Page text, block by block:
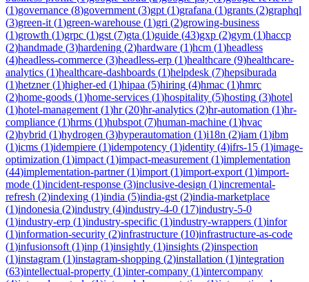
(1)governance (8)government (3)gpt (1)grafana (1)grants (2)graphql
(3)green-it (1)green-warehouse (1)gri (2)growing-business
(1)growth (1)grpc (1)gst (7)gta (1)guide (43)gxp (2)gym (1)haccp
(2)handmade (3)hardening (2)hardware (1)hcm (1)headless
(4)headless-commerce (3)headless-erp (1)healthcare (9)healthcare-
analytics (1)healthcare-dashboards (1)helpdesk (7)hepsiburada
(1)hetzner(1)higher-ed (1)hipaa (5)hiring (4)hmac (1)hmrc
(2)home-goods (1)home-services (1)hospitality (5)hosting (3)hotel
(1)hotel-management (1)hr(20)hr-analytics (2)hr-automation (1)hr-
compliance (1)hrms (1)hubspot (7)human-machine (1)hvac
(2)hybrid (1)hydrogen (3)hyperautomation (1)i18n (2)iam (1)ibm
(1)icms (1)idempiere (1)idempotency (1)identity (4)ifrs-15 (1)image-
optimization (1)impact (1)impact-measurement (1)implementation
(44)implementation-partner(1)import (1)import-export (1)import-
mode (1)incident-response (3)inclusive-design (1)incremental-
refresh (2)indexing (1)india (5)india-gst (2)india-marketplace
(1)indonesia (2)industry (4)industry-4-0 (17)industry-5-0
(1)industry-erp (1)industry-specific (1)industry-wrappers (1)infor
(1)information-security (2)infrastructure (10)infrastructure-as-code
(1)infusionsoft (1)inp (1)insightly (1)insights (2)inspection
(1)instagram (1)instagram-shopping (2)installation (1)integration
(63)intellectual-property (1)inter-company (1)intercompany